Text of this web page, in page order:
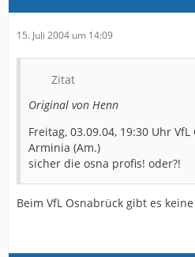
15. Juli 2004 um 14:09
Zitat
Original von Henn
Freitag, 03.09.04, 19:30 Uhr
Arminia (Am.)
sicher die osna profis! oder?!
Beim VfL Osnabrück gibt es